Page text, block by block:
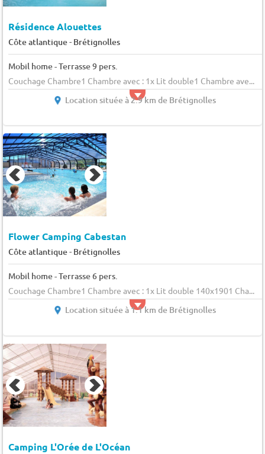
Résidence Alouettes
Côte atlantique- Brétignolles
Mobil home - Terrasse 9 pers.
Couchage Chambre1 Chambre avec : 1x Lit double1 Chambre ave...
Location située à 2.9 km de Brétignolles
Flower Camping Cabestan
Côte atlantique- Brétignolles
Mobil home - Terrasse 6 pers.
Couchage Chambre1 Chambre avec : 1x Lit double 140x1901 Cha...
Location située à 1.1 km de Brétignolles
Camping L'Orée de L'Océan